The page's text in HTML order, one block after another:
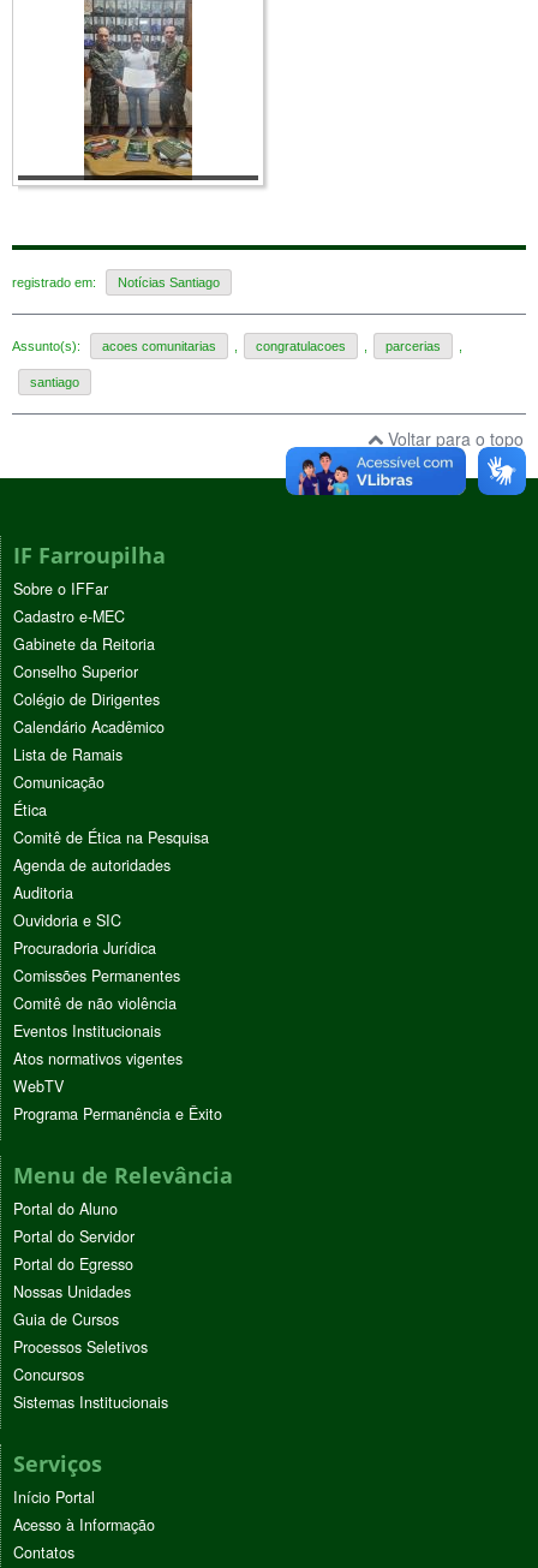
registrado em: Notícias Santiago
Assunto(s): acoes comunitarias congratulacoes parcerias
santiago
Voltar para o topo
IF Farroupilha
Sobre o IFFar
Cadastro e-MEC
Gabinete da Reitoria
Conselho Superior
Colégio de Dirigentes
Calendário Acadêmico
Lista de Ramais
Comunicação
Ética
Comitê de Ética na Pesquisa
Agenda de autoridades
Auditoria
Ouvidoria e SIC
Procuradoria Jurídica
Comissões Permanentes
Comitê de não violência
Eventos Institucionais
Atos normativos vigentes
WebTV
Programa Permanência e Êxito
Menu de Relevância
Portal do Aluno
Portal do Servidor
Portal do Egresso
Nossas Unidades
Guia de Cursos
Processos Seletivos
Concursos
Sistemas Institucionais
Serviços
Início Portal
Acesso à Informação
Contatos